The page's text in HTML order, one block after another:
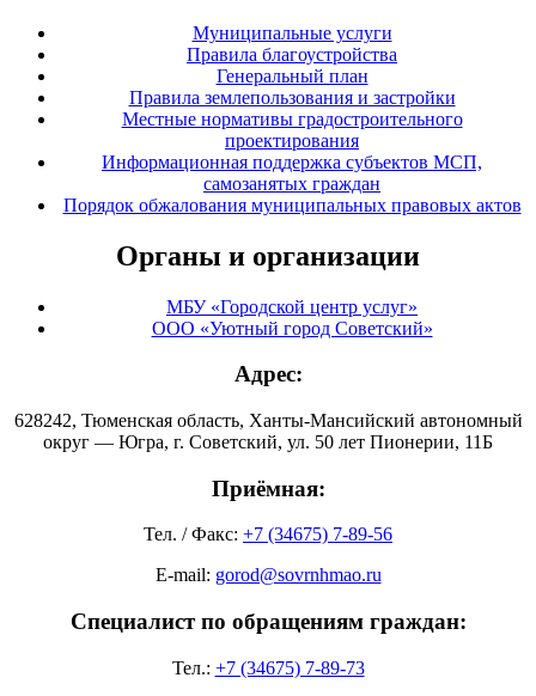
Муниципальные услуги
Правила благоустройства
Генеральный план
Правила землепользования и застройки
Местные нормативы градостроительного
проектирования
Информационная поддержка субъектов МСП,
самозанятых граждан
Порядок обжалования муниципальных правовых актов
Органы и организации
МБУ «Городской центр услуг»
ООО «Уютный город Советский»
Адрес:
628242, Тюменская область, Ханты-Мансийский автономный
округ — Югра, г. Советский, ул. 50 лет Пионерии, 11Б
Приёмная:
Тел. / Факс: +7 (34675) 7-89-56
E-mail: gorod@sovrnhmao.ru
Специалист по обращениям граждан:
Тел.: +7 (34675) 7-89-73